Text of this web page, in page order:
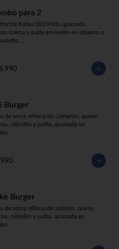
crema y palta envuelto en sésamo o
a elección (5u) + Bebida 1.5lt a
Referencial**
para 2
Katsu (10) Pollo apanado,
crema y palta envuelto en sésamo o
a elección  (5u)  + 2 bebidas
Referencial**
Burger
de arroz rellena de camarón, queso
cebollín y palta, apanada en
Burger
de arroz rellena de salmón, queso
cebollín y palta, apanada en